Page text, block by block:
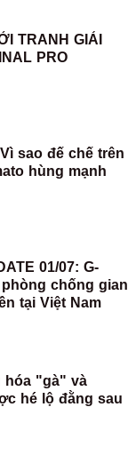
TRANH GIẢI
PRO
sao đế chế trên
hùng mạnh
01/07: G-
chống gian
tại Việt Nam
hóa "gà" và
hé lộ đằng sau